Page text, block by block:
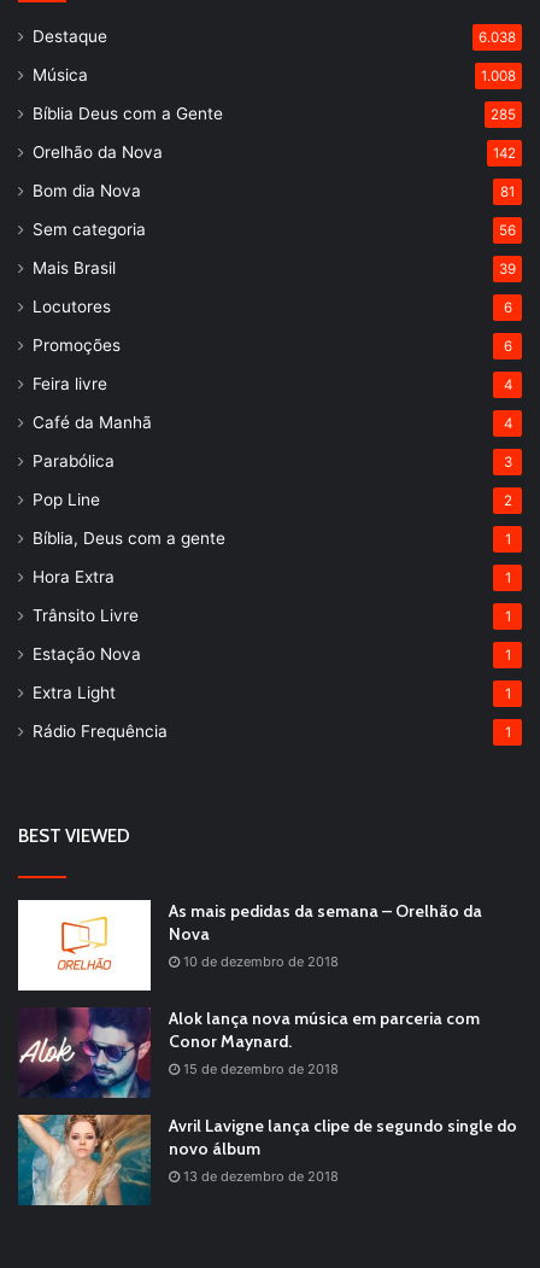
Destaque 6.038
Música 1.008
Bíblia Deus com a Gente 285
Orelhão da Nova 142
Bom dia Nova 81
Sem categoria 56
Mais Brasil 39
Locutores 6
Promoções 6
Feira livre 4
Café da Manhã 4
Parabólica 3
Pop Line 2
Bíblia, Deus com a gente 1
Hora Extra 1
Trânsito Livre 1
Estação Nova 1
Extra Light 1
Rádio Frequência 1
BEST VIEWED
As mais pedidas da semana – Orelhão da
Nova
10 de dezembro de 2018
Alok lança nova música em parceria com
Conor Maynard.
15 de dezembro de 2018
Avril Lavigne lança clipe de segundo single do
novo álbum
13 de dezembro de 2018